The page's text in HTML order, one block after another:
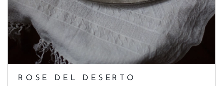
ROSE DEL DESERTO